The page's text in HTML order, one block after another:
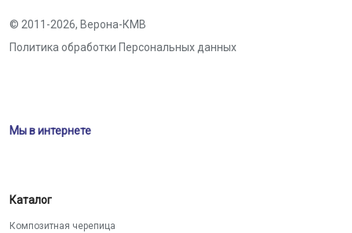
© 2011-2026, Верона-КМВ
Политика обработки Персональных данных
Мы в интернете
Каталог
Композитная черепица